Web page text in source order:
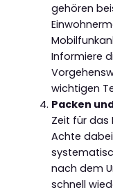
gehören
Informiere
wichtigen
Packen
Zeit für das
Achte
nach dem
schnell